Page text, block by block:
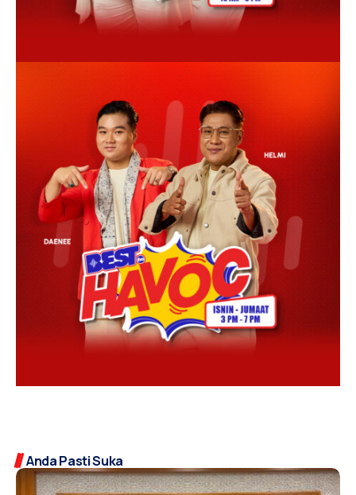
Anda Pasti Suka